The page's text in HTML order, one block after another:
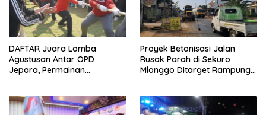
DAFTAR Juara Lomba
Agustusan Antar OPD
Jepara, Permainan
Proyek Betonisasi Jalan
Rusak Parah di Sekuro
Mlonggo Ditarget Rampung